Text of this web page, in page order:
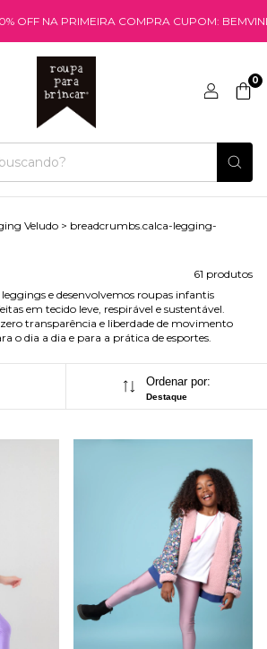
COMPRA CUPOM: BEMVINDA FRETE
0
Veludo > breadcrumbs.calca-legging-
61 produtos
leggings e desenvolvemos roupas infantis
em tecido leve, respirável e sustentável.
transparência e liberdade de movimento
o dia a dia e para a prática de esportes.
Ordenar por:
Destaque